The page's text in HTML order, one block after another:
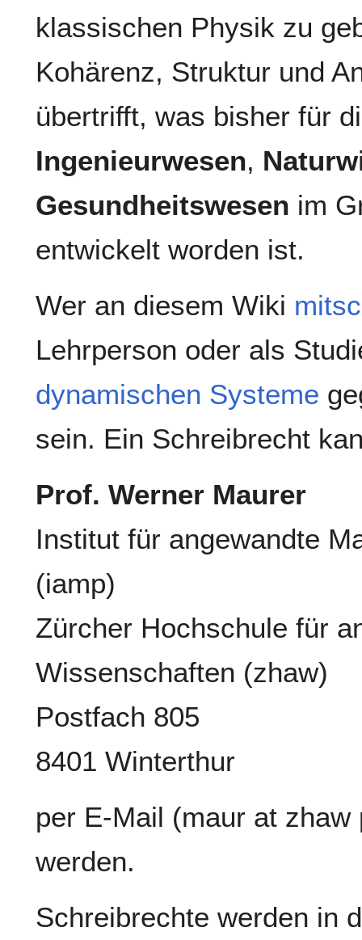
klassischen Physik zu
Kohärenz, Struktur und
übertrifft, was bisher für
Ingenieurwesen,
Gesundheitswesen im
entwickelt worden ist.
Wer an diesem Wiki
Lehrperson oder als
dynamischen Systeme
sein. Ein Schreibrecht
Prof. Werner Maurer
Institut für angewandte
(iamp)
Zürcher Hochschule für
Wissenschaften (zhaw)
Postfach 805
8401 Winterthur
per E-Mail (maur at
werden.
Schreibrechte werden in